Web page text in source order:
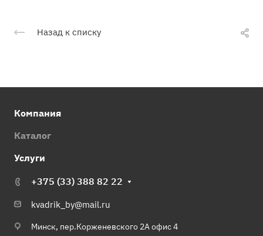
Назад к списку
Компания
Каталог
Услуги
+375 (33) 388 82 22
kvadrik_by@mail.ru
Минск, пер.Корженевского 2А офис 4